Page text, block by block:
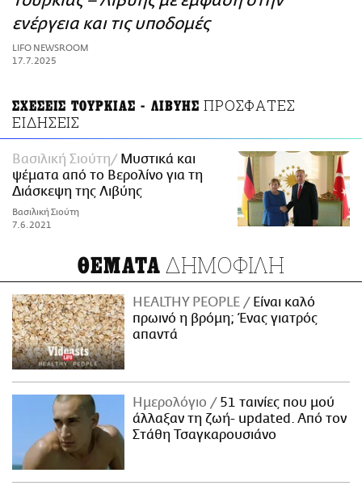
ΑΜΠΑ
PRINT
ενέργεια και τις υποδομές
LIFO NEWSROOM
17.7.2025
ΣΧΕΣΕΙΣ ΤΟΥΡΚΙΑΣ - ΛΙΒΥΗΣ ΠΡΟΣΦΑΤΕΣ
ΕΙΔΗΣΕΙΣ
Βασιλική Σιούτη
Μυστικά και
ψέματα από το Βερολίνο για τη
Διάσκεψη της Λιβύης
Βασιλική Σιούτη
7.6.2021
ΘΕΜΑΤΑ ΔΗΜΟΦΙΛΗ
HEALTHY PEOPLE
Είναι καλό
πρωινό η βρόμη; Ένας γιατρός
απαντά
Ημερολόγιο
51 ταινίες που μού
άλλαξαν τη ζωή- updated. Aπό τον
Στάθη Τσαγκαρουσιάνο